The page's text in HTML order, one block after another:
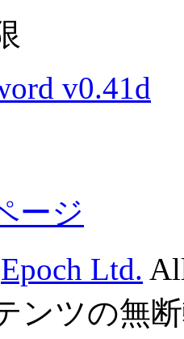
v0.41d
ージ
Epoch Ltd.
ンツの無